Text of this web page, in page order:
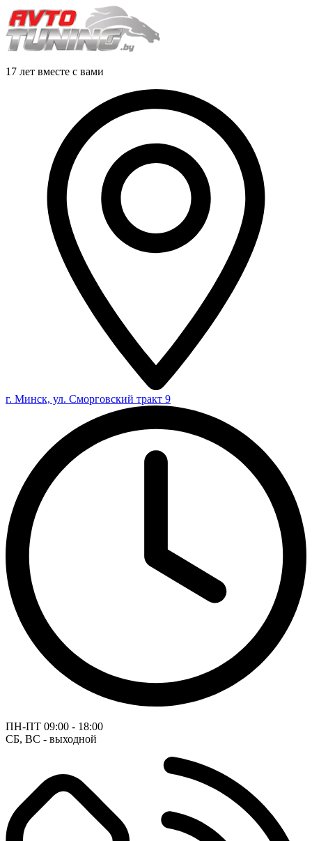
17 лет вместе с вами
г. Минск, ул. Сморговский тракт 9
ПН-ПТ 09:00 - 18:00
СБ, ВС - выходной